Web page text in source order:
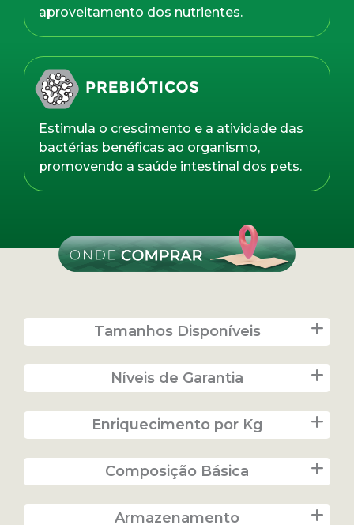
aproveitamento dos nutrientes.
Estimula o crescimento e a atividade das
bactérias benéficas ao organismo,
promovendo a saúde intestinal dos pets.
Tamanhos Disponíveis
Níveis de Garantia
Enriquecimento por Kg
Composição Básica
Armazenamento